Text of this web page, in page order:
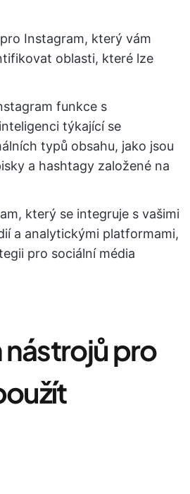
Instagram, který vám
oblasti, které lze
funkce s
týkající se
typů obsahu, jako jsou
a hashtagy založené na
který se integruje s vašimi
a analytickými platformami,
pro sociální média
pro